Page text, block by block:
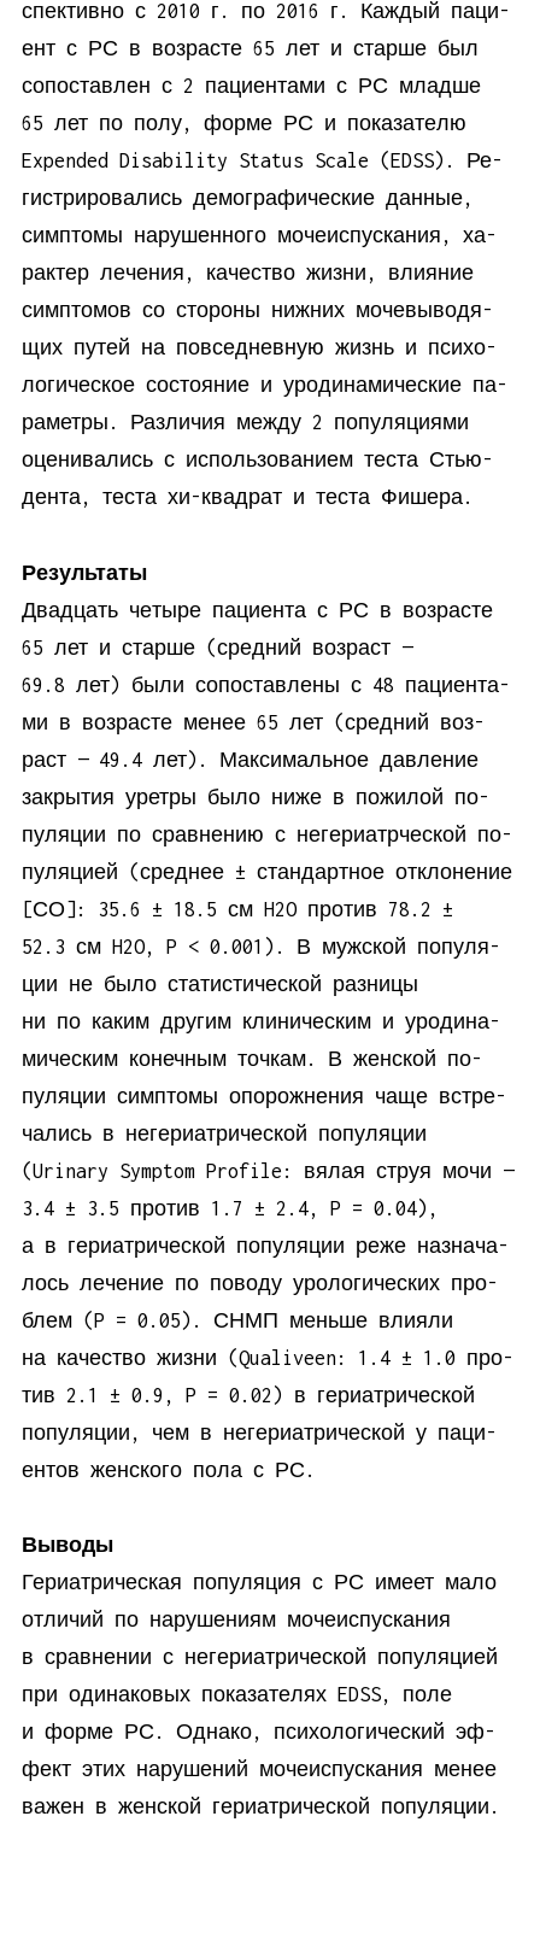
спек­тив­но с 2010 г. по 2016 г. Каж­дый па­ци­
ент с РС в воз­расте 65 лет и стар­ше был
со­по­став­лен с 2 па­ци­ен­та­ми с РС млад­ше
65 лет по по­лу, фор­ме РС и по­ка­за­те­лю
Expended Disability Status Scale (EDSS). Ре­
ги­стри­ро­ва­лись де­мо­гра­фи­че­ские дан­ные,
симп­то­мы на­ру­шен­но­го мо­че­ис­пус­ка­ния, ха­
рак­тер ле­че­ния, ка­че­ство жиз­ни, вли­я­ние
симп­то­мов со сто­ро­ны ниж­них мо­че­вы­во­дя­
щих пу­тей на по­все­днев­ную жизнь и пси­хо­
ло­ги­че­ское со­сто­я­ние и уро­ди­на­ми­че­ские па­
ра­мет­ры. Раз­ли­чия меж­ду 2 по­пуля­ци­я­ми
оце­ни­ва­лись с ис­поль­зо­ва­ни­ем те­ста Стью­
ден­та, те­ста хи-квад­рат и те­ста Фишера.
Ре­зультаты
Два­дцать че­ты­ре па­ци­ен­та с РС в воз­расте
65 лет и стар­ше (сред­ний воз­раст —
69.8 лет) бы­ли со­по­став­ле­ны с 48 па­ци­ен­та­
ми в воз­расте ме­нее 65 лет (сред­ний воз­
раст — 49.4 лет). Мак­си­маль­ное дав­ле­ние
за­кры­тия урет­ры бы­ло ни­же в по­жи­лой по­
пуля­ции по срав­не­нию с неге­ри­атр­че­ской по­
пуля­ци­ей (сред­нее ± стан­дарт­ное от­кло­не­ние
[СО]: 35.6 ± 18.5 см H2O про­тив 78.2 ±
52.3 см H2O, P < 0.001). В муж­ской по­пуля­
ции не бы­ло ста­ти­сти­че­ской раз­ни­цы
ни по ка­ким дру­гим кли­ни­че­ским и уро­ди­на­
ми­че­ским ко­неч­ным точ­кам. В жен­ской по­
пуля­ции симп­то­мы опо­рож­не­ния ча­ще встре­
ча­лись в неге­ри­ат­ри­че­ской по­пуля­ции
(Urinary Symptom Profile: вя­лая струя мо­чи —
3.4 ± 3.5 про­тив 1.7 ± 2.4, P = 0.04),
а в ге­ри­ат­ри­че­ской по­пуля­ции ре­же на­зна­ча­
лось ле­че­ние по по­во­ду уро­ло­ги­че­ских про­
блем (P = 0.05). СНМП мень­ше вли­я­ли
на ка­че­ство жиз­ни (Qualiveen: 1.4 ± 1.0 про­
тив 2.1 ± 0.9, P = 0.02) в ге­ри­ат­ри­че­ской
по­пуля­ции, чем в неге­ри­ат­ри­че­ской у па­ци­
ен­тов жен­ско­го по­ла с РС.
Выводы
Ге­ри­ат­ри­че­ская по­пуля­ция с РС име­ет ма­ло
от­ли­чий по на­ру­ше­ни­ям мо­че­ис­пус­ка­ния
в срав­не­нии с неге­ри­ат­ри­че­ской по­пуля­ци­ей
при оди­на­ко­вых по­ка­за­те­лях EDSS, по­ле
и фор­ме РС. Од­на­ко, пси­хо­ло­ги­че­ский эф­
фект этих на­ру­ше­ний мо­че­ис­пус­ка­ния ме­нее
ва­жен в жен­ской ге­ри­ат­ри­че­ской по­пуляции.